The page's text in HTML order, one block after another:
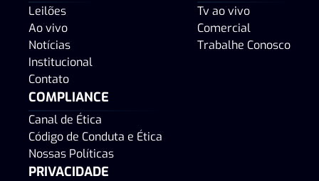
Leilões
Ao vivo
Notícias
Institucional
Contato
Tv ao vivo
Comercial
Trabalhe Conosco
COMPLIANCE
Canal de Ética
Código de Conduta e Ética
Nossas Políticas
PRIVACIDADE